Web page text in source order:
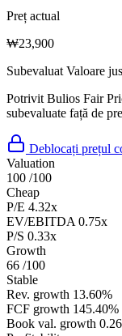
Preț actual
₩23,900
Subevaluat Valoare
Potrivit Bulios Fair
subevaluate față de
Deblocați prețul
Valuation
100 /100
Cheap
P/E 4.32x
EV/EBITDA 0.75x
P/S 0.33x
Growth
66 /100
Stable
Rev. growth 13.60%
FCF growth 145.40%
Book val. growth